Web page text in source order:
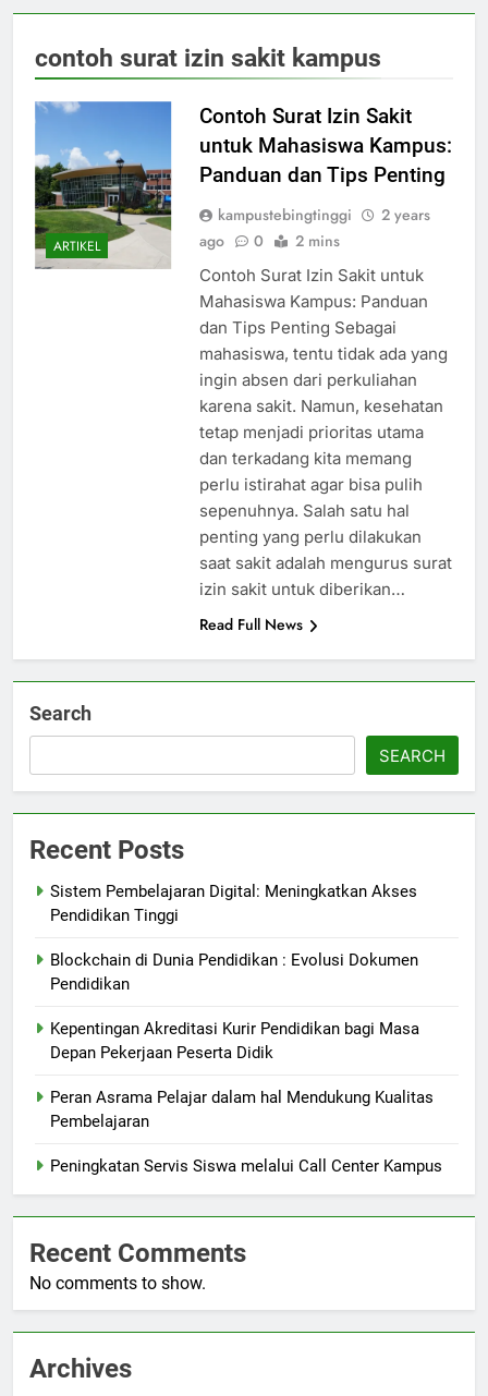
contoh surat izin sakit kampus
ARTIKEL
Contoh Surat Izin Sakit
untuk Mahasiswa Kampus:
Panduan dan Tips Penting
kampustebingtinggi
2 years
ago
0 2 mins
Contoh Surat Izin Sakit untuk
Mahasiswa Kampus: Panduan
dan Tips Penting Sebagai
mahasiswa, tentu tidak ada yang
ingin absen dari perkuliahan
karena sakit. Namun, kesehatan
tetap menjadi prioritas utama
dan terkadang kita memang
perlu istirahat agar bisa pulih
sepenuhnya. Salah satu hal
penting yang perlu dilakukan
saat sakit adalah mengurus surat
izin sakit untuk diberikan…
Read Full News
Search
SEARCH
Recent Posts
Sistem Pembelajaran Digital: Meningkatkan Akses
Pendidikan Tinggi
Blockchain di Dunia Pendidikan : Evolusi Dokumen
Pendidikan
Kepentingan Akreditasi Kurir Pendidikan bagi Masa
Depan Pekerjaan Peserta Didik
Peran Asrama Pelajar dalam hal Mendukung Kualitas
Pembelajaran
Peningkatan Servis Siswa melalui Call Center Kampus
Recent Comments
No comments to show.
Archives